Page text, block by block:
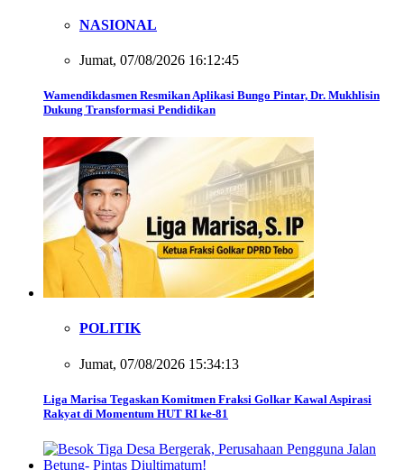
NASIONAL
Jumat, 07/08/2026 16:12:45
Wamendikdasmen Resmikan Aplikasi Bungo Pintar, Dr. Mukhlisin
Dukung Transformasi Pendidikan
POLITIK
Jumat, 07/08/2026 15:34:13
Liga Marisa Tegaskan Komitmen Fraksi Golkar Kawal Aspirasi
Rakyat di Momentum HUT RI ke-81